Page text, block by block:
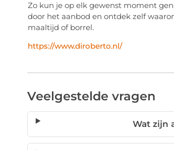
Zo kun je op elk gewenst moment
door het aanbod en ontdek zelf
maaltijd of borrel.
https://www.diroberto.nl/
Veelgestelde vragen
Wat zijn